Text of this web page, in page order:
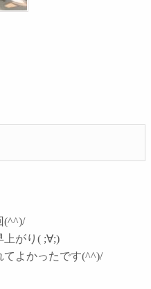
(^^)/
上がり( ;∀;)
てよかったです(^^)/